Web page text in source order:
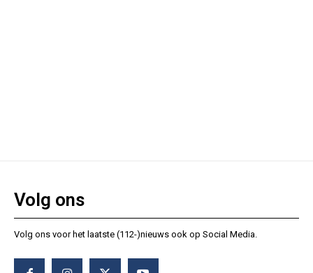
Volg ons
Volg ons voor het laatste (112-)nieuws ook op Social Media.